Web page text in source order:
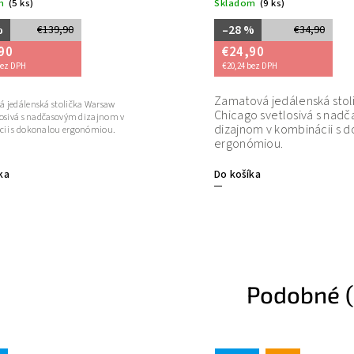
Warsaw
dizajnom v
€34,90
Zamatová jedálenská stolička
Chicago svetlosivá s nadčasovým
dizajnom v kombinácii s dokonalou
Podobné